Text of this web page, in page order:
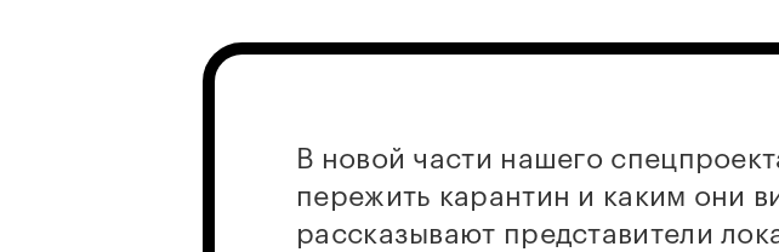
В новой части нашего
пережить карантин и каким они
рассказывают представители